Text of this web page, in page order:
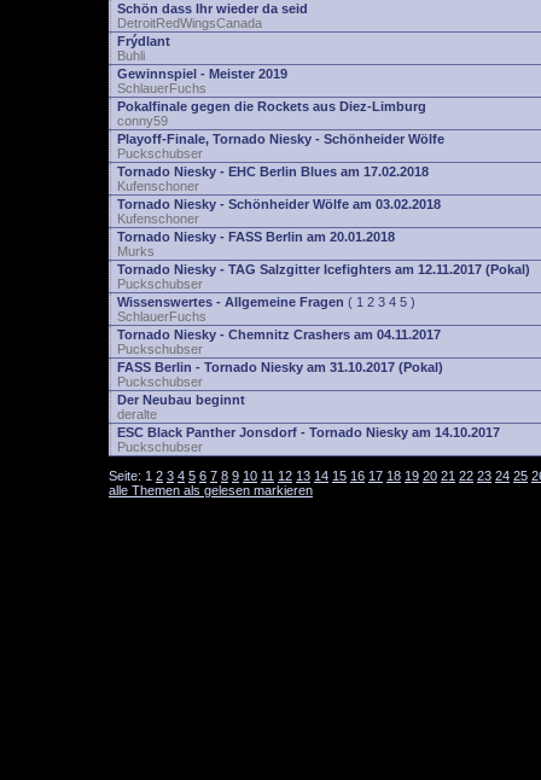
Schön dass Ihr wieder da seid
DetroitRedWingsCanada
Frýdlant
Buhli
Gewinnspiel - Meister 2019
SchlauerFuchs
Pokalfinale gegen die Rockets aus Diez-Limburg
conny59
Playoff-Finale, Tornado Niesky - Schönheider Wölfe
Puckschubser
Tornado Niesky - EHC Berlin Blues am 17.02.2018
Kufenschoner
Tornado Niesky - Schönheider Wölfe am 03.02.2018
Kufenschoner
Tornado Niesky - FASS Berlin am 20.01.2018
Murks
Tornado Niesky - TAG Salzgitter Icefighters am 12.11.2017 (Pokal)
Puckschubser
Wissenswertes - Allgemeine Fragen ( 1 2 3 4 5 )
SchlauerFuchs
Tornado Niesky - Chemnitz Crashers am 04.11.2017
Puckschubser
FASS Berlin - Tornado Niesky am 31.10.2017 (Pokal)
Puckschubser
Der Neubau beginnt
deralte
ESC Black Panther Jonsdorf - Tornado Niesky am 14.10.2017
Puckschubser
Seite: 1 2 3 4 5 6 7 8 9 10 11 12 13 14 15 16 17 18 19 20 21 22 23 24 25
alle Themen als gelesen markieren